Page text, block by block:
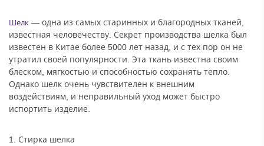
Шелк — одна из самых старинных и благородных тканей,
известная человечеству. Секрет производства шелка был
известен в Китае более 5000 лет назад, и с тех пор он не
утратил своей популярности. Эта ткань известна своим
блеском, мягкостью и способностью сохранять тепло.
Однако шелк очень чувствителен к внешним
воздействиям, и неправильный уход может быстро
испортить изделие.
1. Стирка шелка